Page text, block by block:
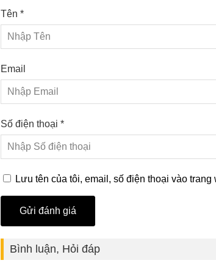
Tên *
Email
Số điện thoại *
Lưu tên của tôi, email, số điện thoại vào
Bình luận, Hỏi đáp